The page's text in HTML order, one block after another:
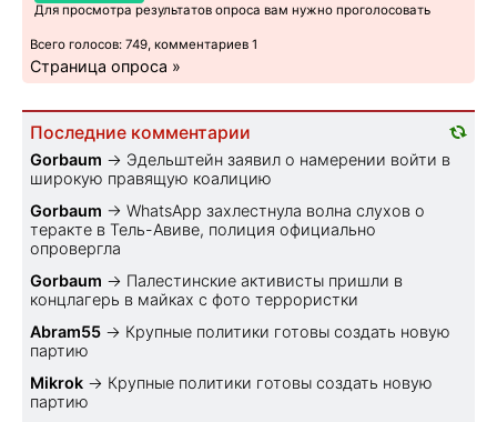
Для просмотра результатов опроса вам нужно проголосовать
Всего голосов: 749, комментариев 1
Страница опроса »
Последние комментарии
Gorbaum → Эдельштейн заявил о намерении войти в
широкую правящую коалицию
Gorbaum → WhatsApp захлестнула волна слухов о
теракте в Тель-Авиве, полиция официально
опровергла
Gorbaum → Палестинские активисты пришли в
концлагерь в майках с фото террористки
Abram55 → Крупные политики готовы создать новую
партию
Mikrok → Крупные политики готовы создать новую
партию